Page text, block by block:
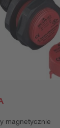
magnetycznie